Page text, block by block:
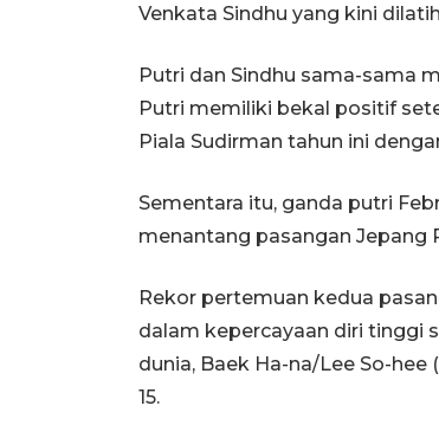
Venkata Sindhu yang kini
Putri dan Sindhu sama-sama
Putri memiliki bekal positif
Piala Sudirman tahun ini
Sementara itu, ganda putri
menantang pasangan Jepang
Rekor pertemuan kedua
dalam kepercayaan diri tinggi
dunia, Baek Ha-na/Lee So-hee
15.